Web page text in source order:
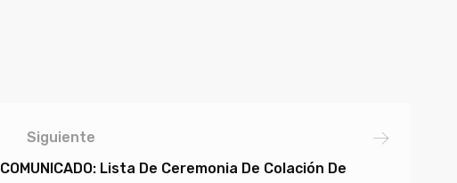
Siguiente
COMUNICADO: Lista De Ceremonia De Colación De